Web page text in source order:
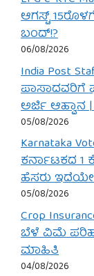
ಆಗಸ್ಟ್
ಬಂದ್!?
06/08/2026
India Post
ಪಾಸಾದವರಿಗೆ
ಅರ್ಜಿ ಆಹ್ವಾನ
05/08/2026
Karnataka
ಕರ್ನಾಟಕದ
ಹೆಸರು
05/08/2026
Crop
ಬೆಳೆ ವಿಮೆ
ಮಾಹಿತಿ
04/08/2026